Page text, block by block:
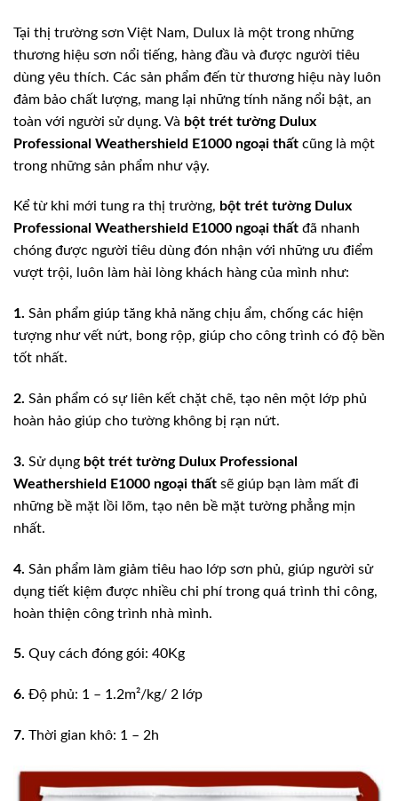
Tại thị trường sơn Việt Nam, Dulux là một trong những
thương hiệu sơn nổi tiếng, hàng đầu và được người tiêu
dùng yêu thích. Các sản phẩm đến từ thương hiệu này luôn
đảm bảo chất lượng, mang lại những tính năng nổi bật, an
toàn với người sử dụng. Và bột trét tường Dulux
Professional Weathershield E1000 ngoại thất cũng là một
trong những sản phẩm như vậy.
Kể từ khi mới tung ra thị trường, bột trét tường Dulux
Professional Weathershield E1000 ngoại thất đã nhanh
chóng được người tiêu dùng đón nhận với những ưu điểm
vượt trội, luôn làm hài lòng khách hàng của mình như:
1. Sản phẩm giúp tăng khả năng chịu ẩm, chống các hiện
tượng như vết nứt, bong rộp, giúp cho công trình có độ bền
tốt nhất.
2. Sản phẩm có sự liên kết chặt chẽ, tạo nên một lớp phủ
hoàn hảo giúp cho tường không bị rạn nứt.
3. Sử dụng bột trét tường Dulux Professional
Weathershield E1000 ngoại thất sẽ giúp bạn làm mất đi
những bề mặt lồi lõm, tạo nên bề mặt tường phẳng mịn
nhất.
4. Sản phẩm làm giảm tiêu hao lớp sơn phủ, giúp người sử
dụng tiết kiệm được nhiều chi phí trong quá trình thi công,
hoàn thiện công trình nhà mình.
5. Quy cách đóng gói: 40Kg
6. Độ phủ: 1 – 1.2m²/kg/ 2 lớp
7. Thời gian khô: 1 – 2h